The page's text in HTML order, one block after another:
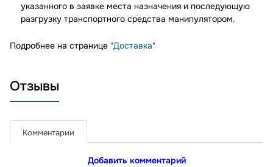
указанного в заявке места назначения и последующую
разгрузку транспортного средства манипулятором.
Подробнее на странице "Доставка"
Отзывы
Комментарии
Добавить комментарий